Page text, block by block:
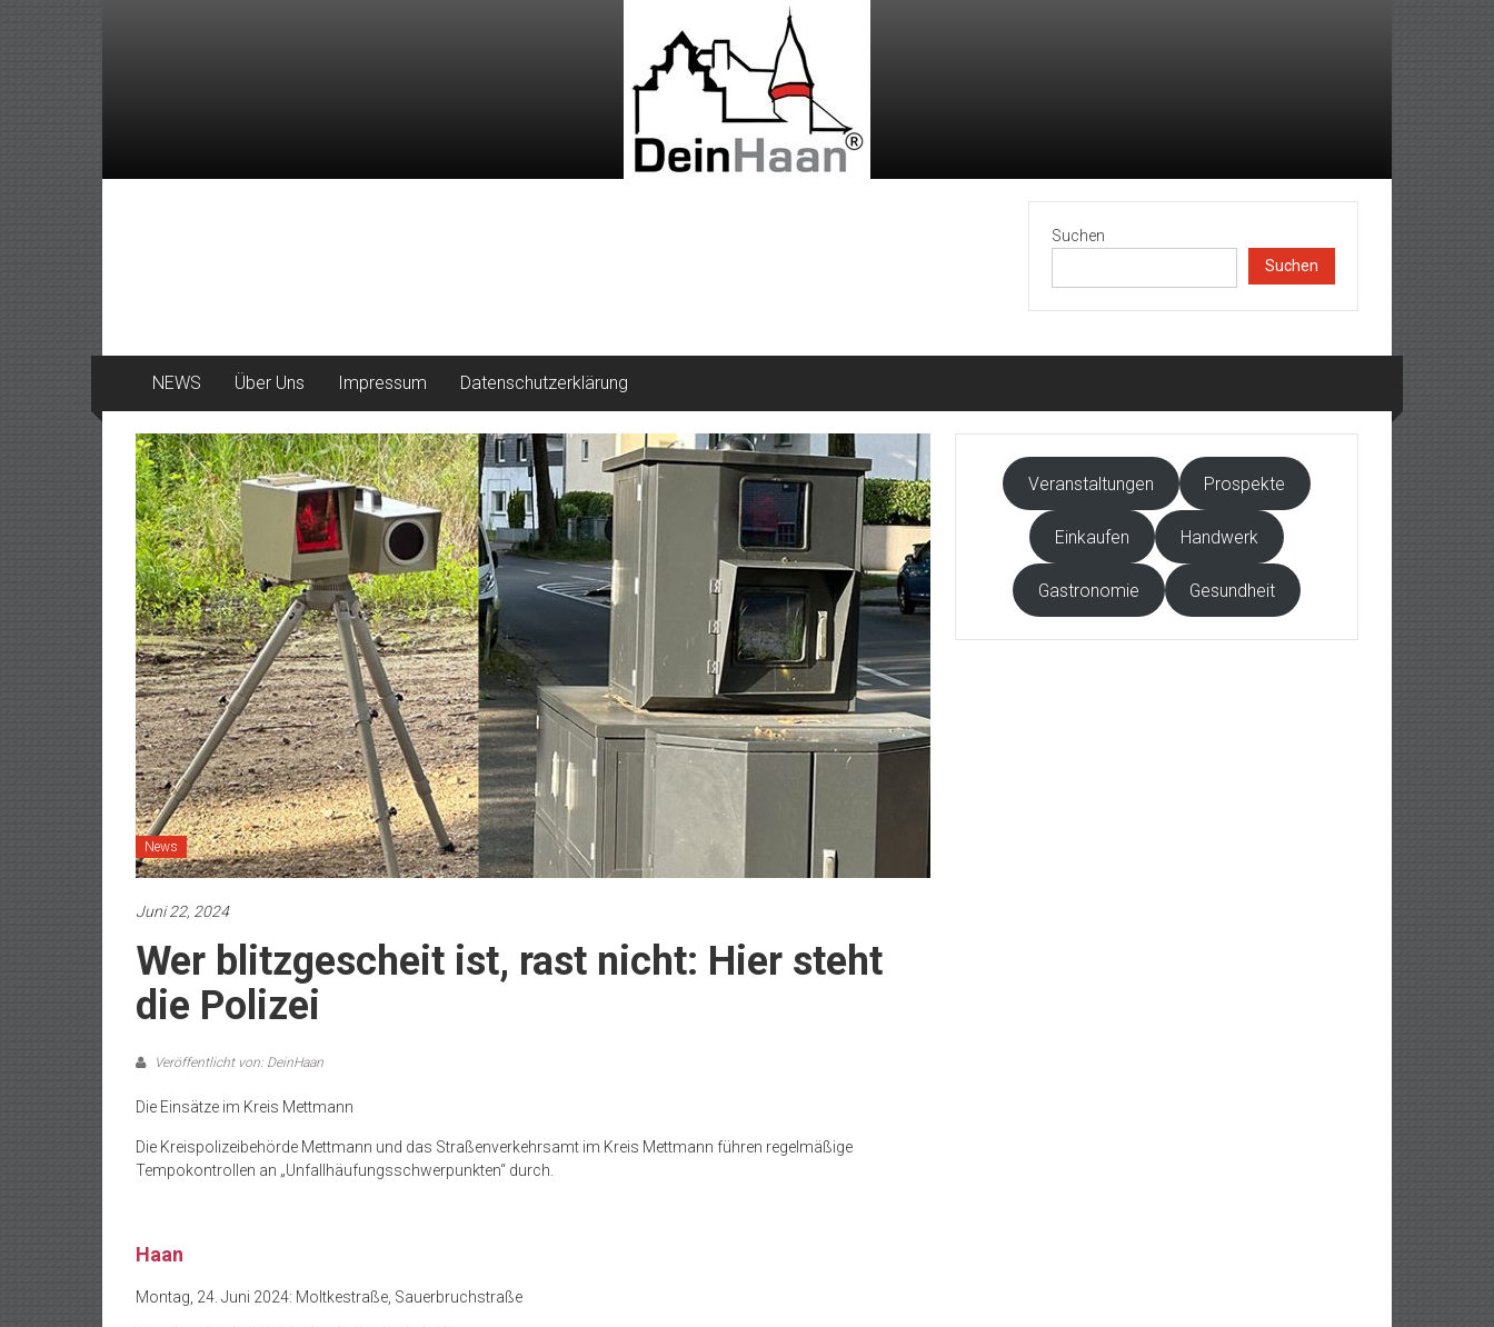
Suchen
Suchen
NEWS Über Uns Impressum Datenschutzerklärung
News
Juni 22, 2024
Wer blitzgescheit ist, rast nicht: Hier steht
die Polizei
Veröffentlicht von: DeinHaan
Die Einsätze im Kreis Mettmann
Die Kreispolizeibehörde Mettmann und das Straßenverkehrsamt im Kreis Mettmann führen regelmäßige
Tempokontrollen an „Unfallhäufungsschwerpunkten“ durch.
Haan
Montag, 24. Juni 2024: Moltkestraße, Sauerbruchstraße
Veranstaltungen Prospekte
Einkaufen Handwerk
Gastronomie Gesundheit